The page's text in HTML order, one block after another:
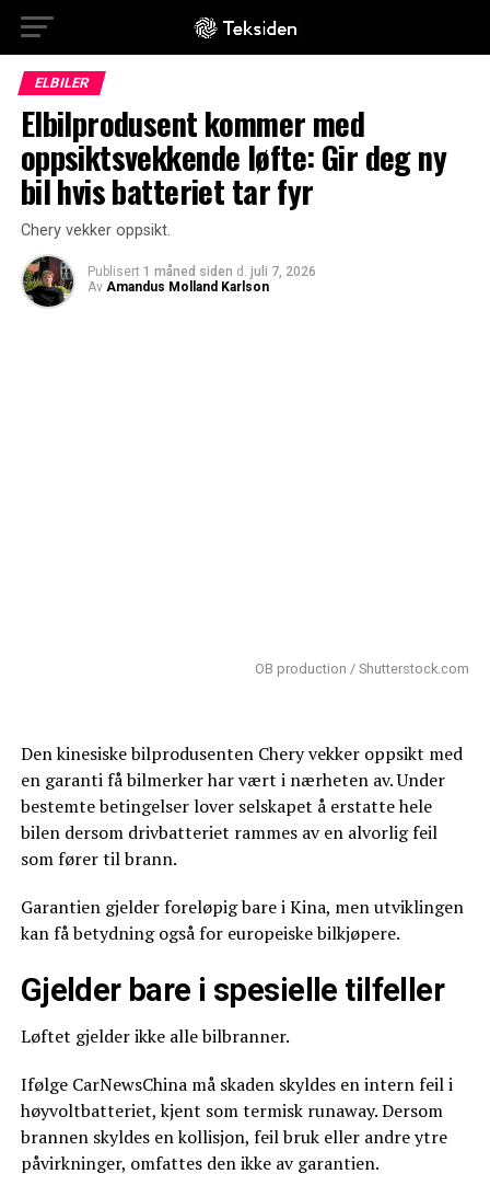
ELBILER
Elbilprodusent kommer med
oppsiktsvekkende løfte: Gir deg ny
bil hvis batteriet tar fyr
Chery vekker oppsikt.
Publisert 1 måned siden d. juli 7, 2026
Av Amandus Molland Karlson
OB production / Shutterstock.com
Den kinesiske bilprodusenten Chery vekker oppsikt med
en garanti få bilmerker har vært i nærheten av. Under
bestemte betingelser lover selskapet å erstatte hele
bilen dersom drivbatteriet rammes av en alvorlig feil
som fører til brann.
Garantien gjelder foreløpig bare i Kina, men utviklingen
kan få betydning også for europeiske bilkjøpere.
Gjelder bare i spesielle tilfeller
Løftet gjelder ikke alle bilbranner.
Ifølge CarNewsChina må skaden skyldes en intern feil i
høyvoltbatteriet, kjent som termisk runaway. Dersom
brannen skyldes en kollisjon, feil bruk eller andre ytre
påvirkninger, omfattes den ikke av garantien.